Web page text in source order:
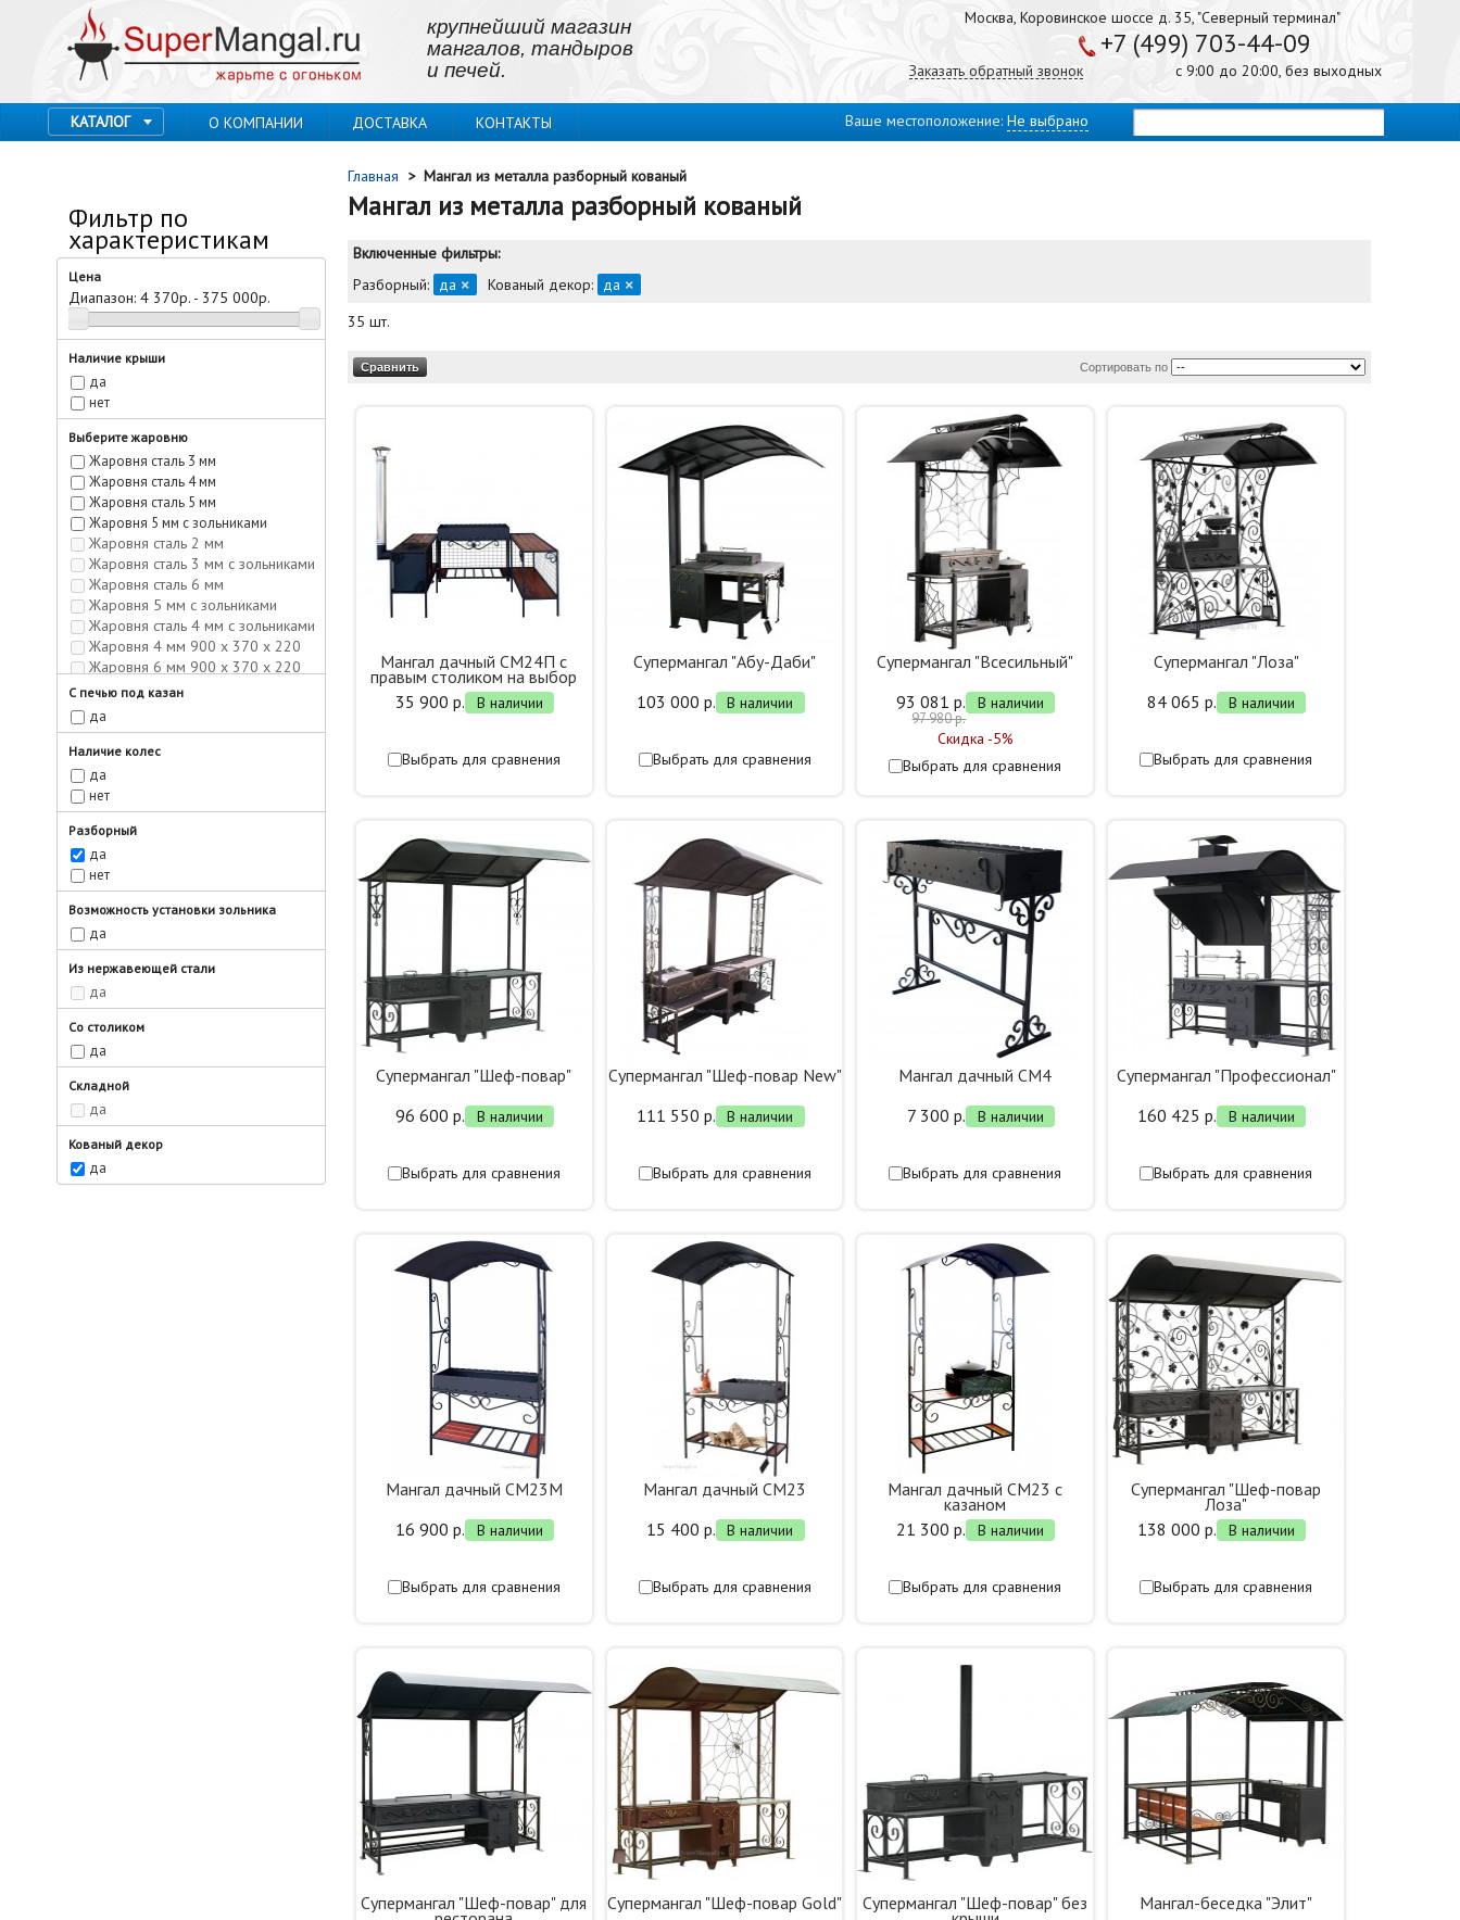
крупнейший магазин
мангалов, тандыров
и печей.
+7 (499) 703-44-09
Москва, Коровинское шоссе д. 35, "Северный терминал"
с 9:00 до 20:00, без выходных
Заказать обратный звонок
КАТАЛОГ О КОМПАНИИ ДОСТАВКА КОНТАКТЫ Ваше местоположение: Не выбрано
Фильтр по
характеристикам
Цена
Диапазон: 4 370р. - 375 000р.
Наличие крыши
да
нет
Выберите жаровню
Жаровня сталь 3 мм
Жаровня сталь 4 мм
Жаровня сталь 5 мм
Жаровня 5 мм с зольниками
Жаровня сталь 2 мм
Жаровня сталь 3 мм с зольниками
Жаровня сталь 6 мм
Жаровня 5 мм с зольниками
Жаровня сталь 4 мм с зольниками
Жаровня 4 мм 900 х 370 х 220
Жаровня 6 мм 900 х 370 х 220
Жаровня 4 мм 1200 х 370 х 220
1200 мм
1300 мм
1400 мм
1500 мм
С печью под казан
да
Наличие колес
да
нет
Разборный
да
нет
Возможность установки зольника
да
Из нержавеющей стали
да
Со столиком
да
Складной
да
Кованый декор
да
Главная > Мангал из металла разборный кованый
Мангал из металла разборный кованый
Включенные фильтры:
Разборный: да × Кованый декор: да ×
35 шт.
Сортировать по
Мангал дачный СМ24П с
правым столиком на выбор
35 900 р.
В наличии
Выбрать для сравнения
Супермангал "Абу-Даби"
103 000 р.
В наличии
Выбрать для сравнения
Супермангал "Всесильный"
93 081 р.
97 980 р.
В наличии
Скидка -5%
Выбрать для сравнения
Супермангал "Лоза"
84 065 р.
В наличии
Выбрать для сравнения
Супермангал "Шеф-повар"
96 600 р.
В наличии
Выбрать для сравнения
Супермангал "Шеф-повар New"
111 550 р.
В наличии
Выбрать для сравнения
Мангал дачный СМ4
7 300 р.
В наличии
Выбрать для сравнения
Супермангал "Профессионал"
160 425 р.
В наличии
Выбрать для сравнения
Мангал дачный СМ23М
16 900 р.
В наличии
Выбрать для сравнения
Мангал дачный СМ23
15 400 р.
В наличии
Выбрать для сравнения
Мангал дачный СМ23 с
казаном
21 300 р.
В наличии
Выбрать для сравнения
Супермангал "Шеф-повар
Лоза"
138 000 р.
В наличии
Выбрать для сравнения
Супермангал "Шеф-повар" для
Супермангал "Шеф-повар Gold"
Супермангал "Шеф-повар" без
Мангал-беседка "Элит"